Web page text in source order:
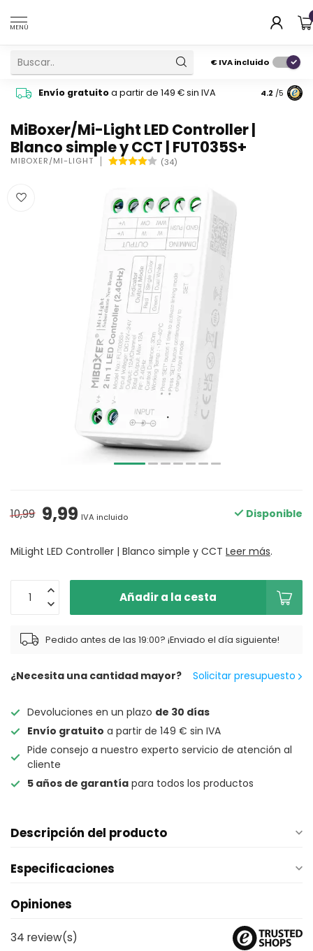
MENÚ
€IVA incluido
Envío gratuitoa partir de 149 € sin IVA Pide
4.2 /5
MiBoxer/Mi-Light LED Controller |
Blanco simple y CCT | FUT035S+
MIBOXER/MI-LIGHT (34)
10,99 9,99 IVA incluido Disponible
MiLight LED Controller | Blanco simple y CCT Leer más.
Añadir a la cesta
Pedido antes de las 19:00? ¡Enviado el día siguiente!
¿Necesita una cantidad mayor? Solicitar presupuesto
Devoluciones en un plazo de 30 días
Envío gratuito a partir de 149 € sin IVA
Pide consejo a nuestro experto servicio de atención al
cliente
5 años de garantía para todos los productos
Descripción del producto
Especificaciones
Opiniones
34 review(s)